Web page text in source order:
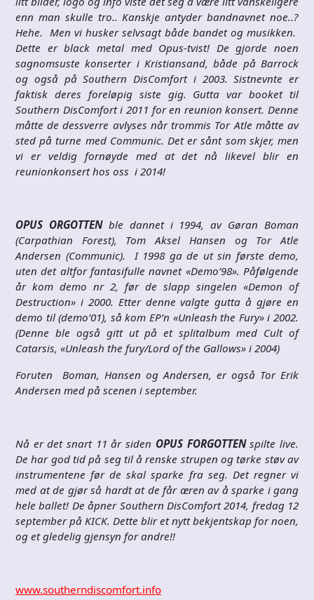
enn man skulle tro.. Kanskje antyder bandnavnet noe..?
Hehe. Men vi husker selvsagt både bandet og musikken.
Dette er black metal med Opus-tvist! De gjorde noen
sagnomsuste konserter i Kristiansand, både på Barrock
og også på Southern DisComfort i 2003. Sistnevnte er
faktisk deres foreløpig siste gig. Gutta var booket til
Southern DisComfort i 2011 for en reunion konsert. Denne
måtte de dessverre avlyses når trommis Tor Atle måtte av
sted på turne med Communic. Det er sånt som skjer, men
vi er veldig fornøyde med at det nå likevel blir en
reunionkonsert hos oss i 2014!
OPUS ORGOTTENble dannet i 1994, av Gøran Boman
(Carpathian Forest), Tom Aksel Hansen og Tor Atle
Andersen (Communic). I 1998 ga de ut sin første demo,
uten det altfor fantasifulle navnet «Demo’98». Påfølgende
år kom demo nr 2, før de slapp singelen «Demon of
Destruction» i 2000. Etter denne valgte gutta å gjøre en
demo til (demo’01), så kom EP’n «Unleash the Fury» i 2002.
(Denne ble også gitt ut på et splitalbum med Cult of
Catarsis, «Unleash the fury/Lord of the Gallows» i 2004)
Foruten Boman, Hansen og Andersen, er også Tor Erik
Andersen med på scenen i september.
Nå er det snart 11 år siden OPUS FORGOTTENspilte live.
De har god tid på seg til å renske strupen og tørke støv av
instrumentene før de skal sparke fra seg. Det regner vi
med at de gjør så hardt at de får æren av å sparke i gang
hele ballet! De åpner Southern DisComfort 2014, fredag 12
september på KICK. Dette blir et nytt bekjentskap for noen,
og et gledelig gjensyn for andre!!
www.southerndiscomfort.info